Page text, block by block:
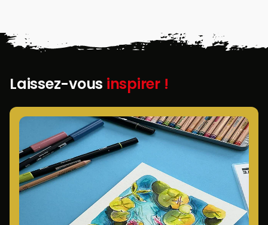
Laissez-vous inspirer !